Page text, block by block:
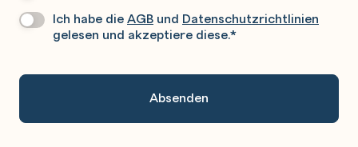
Sie
Datenschutz*
Ich habe dieAGB und Datenschutzrichtlinien
gelesen und akzeptiere diese.*